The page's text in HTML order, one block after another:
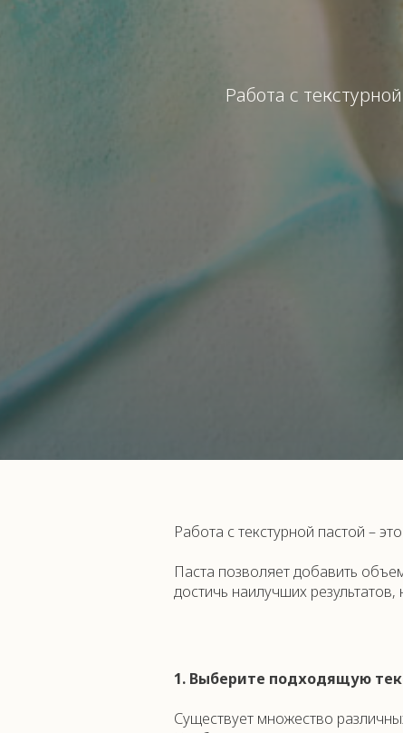
Работа с
Работа с текстурной пастой –
Паста позволяет добавить
достичь наилучших
1. Выберите подходящую
Существует множество